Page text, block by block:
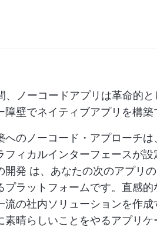
、ノーコードアプリは革命的
障壁でネイティブアプリを構築
へのノーコード・アプローチ
フィカルインターフェースが
開発 は、あなたの次のアプリ
プラットフォームです。直感
流の社内ソリューションを作
素晴らしいことをやるアプリケ